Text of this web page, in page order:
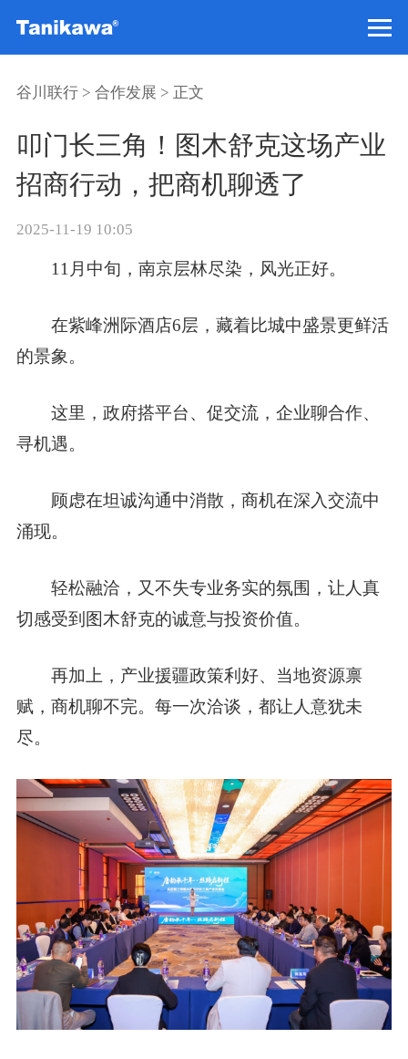
谷川联行> 合作发展 > 正文
叩门长三角！图木舒克这场产业
招商行动，把商机聊透了
2025-11-19 10:05
11月中旬，南京层林尽染，风光正好。
在紫峰洲际酒店6层，藏着比城中盛景更鲜活
的景象。
这里，政府搭平台、促交流，企业聊合作、
寻机遇。
顾虑在坦诚沟通中消散，商机在深入交流中
涌现。
轻松融洽，又不失专业务实的氛围，让人真
切感受到图木舒克的诚意与投资价值。
再加上，产业援疆政策利好、当地资源禀
赋，商机聊不完。每一次洽谈，都让人意犹未
尽。